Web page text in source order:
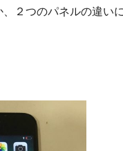
２つのパネルの違いに